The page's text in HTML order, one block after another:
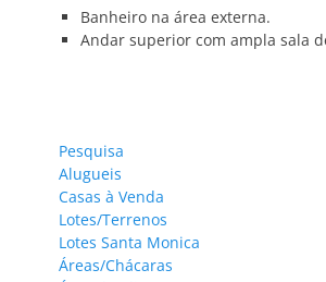
Banheiro na área externa.
Andar superior com ampla sala
Pesquisa
Alugueis
Casas à Venda
Lotes/Terrenos
Lotes Santa Monica
Áreas/Chácaras